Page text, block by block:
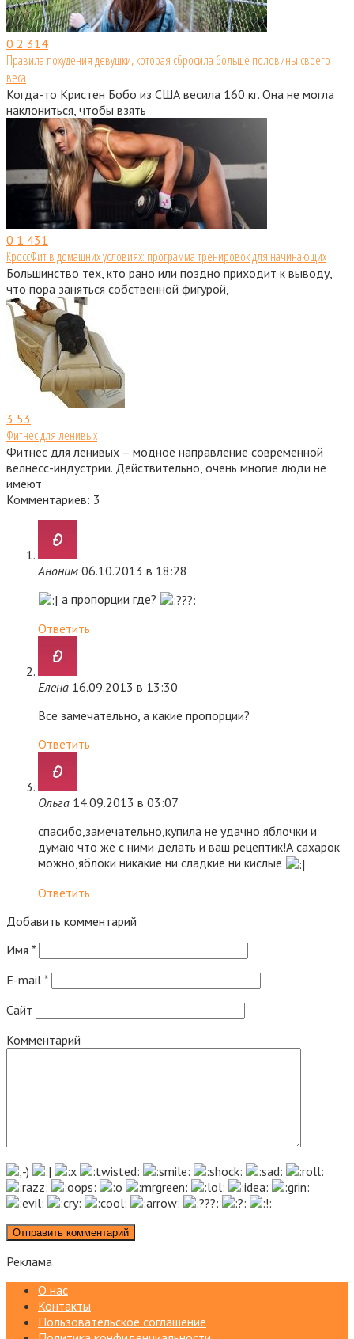
0 2 314
Правила похудения девушки, которая сбросила больше половины своего
веса
Когда-то Кристен Бобо из США весила 160 кг. Она не могла
наклониться, чтобы взять
0 1 431
КроссФит в домашних условиях: программа тренировок для начинающих
Большинство тех, кто рано или поздно приходит к выводу,
что пора заняться собственной фигурой,
3 53
Фитнес для ленивых
Фитнес для ленивых – модное направление современной
велнесс-индустрии. Действительно, очень многие люди не
имеют
Комментариев: 3
Аноним 06.10.2013 в 18:28
а пропорции где?
Ответить
Елена 16.09.2013 в 13:30
Все замечательно, а какие пропорции?
Ответить
Ольга 14.09.2013 в 03:07
спасибо,замечательно,купила не удачно яблочки и
думаю что же с ними делать и ваш рецептик!А сахарок
можно,яблоки никакие ни сладкие ни кислые
Ответить
Добавить комментарий
Имя *
E-mail *
Сайт
Комментарий
Реклама
О нас
Контакты
Пользовательское соглашение